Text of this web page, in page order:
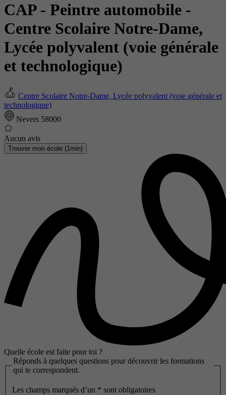
CAP - Peintre automobile -
Centre Scolaire Notre-Dame,
Lycée polyvalent (voie générale
et technologique)
Centre Scolaire Notre-Dame, Lycée polyvalent (voie générale et
technologique)
Nevers 58000
Aucun avis
Trouver mon école (1min)
Quelle école est faite pour toi ?
Réponds à quelques questions pour découvrir les formations
qui te correspondent.
Les champs marqués d’un * sont obligatoires